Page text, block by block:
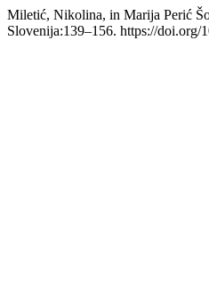
Miletić, Nikolina, in Marija Perić
Slovenija:139–156. https://doi.org/